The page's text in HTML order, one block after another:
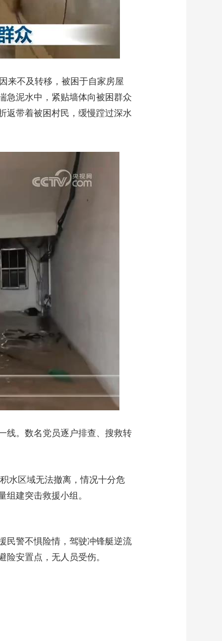
不及转移，被困于自家房屋
急泥水中，紧贴墙体向被困群众
返带着被困村民，缓慢蹚过深水
。数名党员逐户排查、搜救转
区域无法撤离，情况十分危
建突击救援小组。
警不惧险情，驾驶冲锋艇逆流
安置点，无人员受伤。